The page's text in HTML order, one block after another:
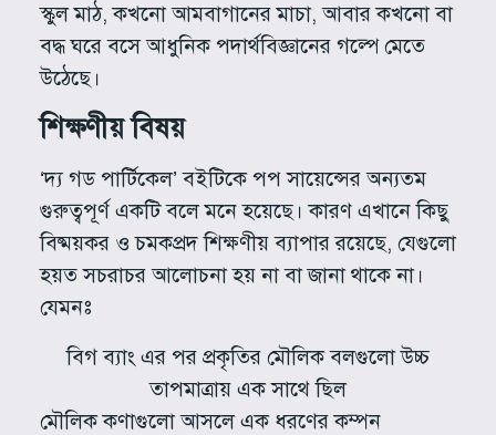
স্কুল মাঠ, কখনো আমবাগানের মাচা, আবার কখনো বা
বদ্ধ ঘরে বসে আধুনিক পদার্থবিজ্ঞানের গল্পে মেতে
উঠেছে।
শিক্ষণীয় বিষয়
‘দ্য গড পার্টিকেল’ বইটিকে পপ সায়েন্সের অন্যতম
গুরুত্বপূর্ণ একটি বলে মনে হয়েছে। কারণ এখানে কিছু
বিষ্ময়কর ও চমকপ্রদ শিক্ষণীয় ব্যাপার রয়েছে, যেগুলো
হয়ত সচরাচর আলোচনা হয় না বা জানা থাকে না।
যেমনঃ
বিগ ব্যাং এর পর প্রকৃতির মৌলিক বলগুলো উচ্চ
তাপমাত্রায় এক সাথে ছিল
মৌলিক কণাগুলো আসলে এক ধরণের কম্পন